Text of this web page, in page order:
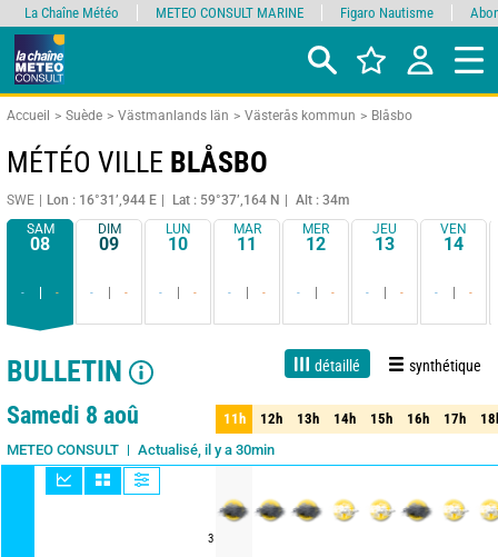
Accueil Suède Västmanlands län Västerås kommun Blåsbo
MÉTÉO VILLE BLÅSBO
SWE Lon : 16°31’,944 E Lat : 59°37’,164 N
Alt : 34m
SAM
08
- -
DIM
09
- -
LUN
10
- -
MAR
11
- -
MER
12
- -
JEU
13
- -
VEN
14
- -
BULLETIN détaillé synthétique
1 jour 3 jours 7 jours 15 jours Fiabilité 90%
Samedi 8 aoû
METEO CONSULT Actualisé, il y a 30min
3
11h 12h 13h 14h 15h 16h 17h
11h 12h 13h 14h 15h 16h 17h
La Chaîne Météo METEO CONSULT MARINE Figaro Nautisme